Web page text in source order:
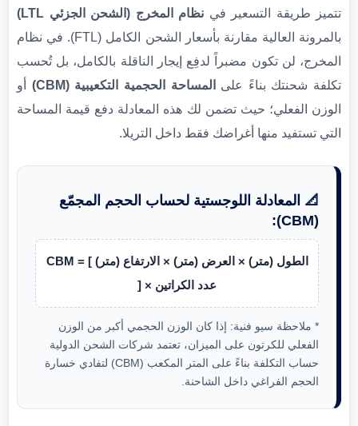
تتميز طريقة التسعير في نظام المخرج (الشحن الجزئي LTL)
بالمرونة العالية مقارنة بأسعار الشحن الكامل (FTL). في نظام
المخرج، لن تكون مضبراً لدفِع إيجار الناقلة بالكامل، بل تُحسب
تكلفة شحنتك بناءً على
المساحة الحجمية التكعيبية (CBM)
أو
الوزن الفعلي؛ حيث تضمن لك هذه المعادلة دفع قيمة المساحة
التي تستفيد منها أغراضك فقط داخل التريلا.
📐 المعادلة اللوجستية لحساب الحجم المجمّع
(CBM):
CBM = [ الطول (متر) × العرض (متر) × الارتفاع (متر)
] × عدد الكراتين
* ملاحظة سيو فنية: إذا كان الوزن الحجمي أكبر من الوزن
الفعلي للكرتون على الميزان، تعتمد شركات الشحن الدولية
حساب التكلفة بناءً على المتر المكعب (CBM) لتفادي خسارة
الحجم الفراغي داخل الشاحنة.